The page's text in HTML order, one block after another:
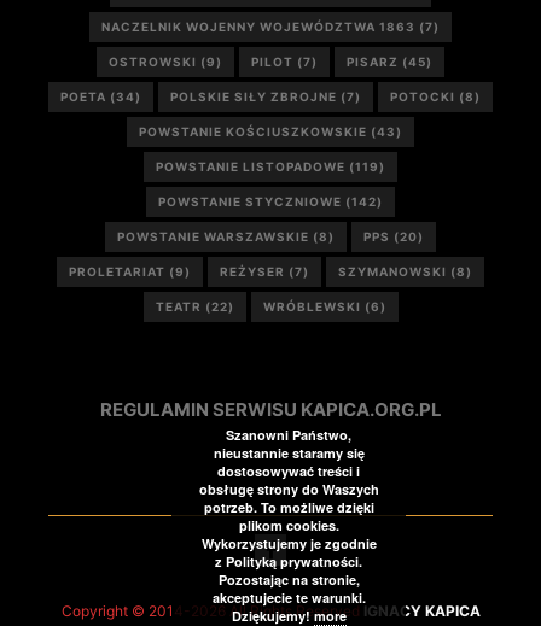
NACZELNIK WOJENNY WOJEWÓDZTWA 1863 (7)
OSTROWSKI (9) PILOT (7) PISARZ (45)
POETA (34) POLSKIE SIŁY ZBROJNE (7) POTOCKI (8)
POWSTANIE KOŚCIUSZKOWSKIE (43)
POWSTANIE LISTOPADOWE (119)
POWSTANIE STYCZNIOWE (142)
POWSTANIE WARSZAWSKIE (8) PPS (20)
PROLETARIAT (9) REŻYSER (7) SZYMANOWSKI (8)
TEATR (22) WRÓBLEWSKI (6)
REGULAMIN SERWISU KAPICA.ORG.PL
Copyright © 2014-2026 All Rights Reserved IGNACY KAPICA
Szanowni Państwo,
nieustannie staramy się
dostosowywać treści i
obsługę strony do Waszych
potrzeb. To możliwe dzięki
plikom cookies.
Wykorzystujemy je zgodnie
z Polityką prywatności.
Pozostając na stronie,
akceptujecie te warunki.
Dziękujemy!more